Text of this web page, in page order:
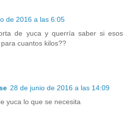
de 2016 a las 6:05
de yuca y querría saber si esos
cuantos kilos??
28 de junio de 2016 a las 14:09
yuca lo que se necesita